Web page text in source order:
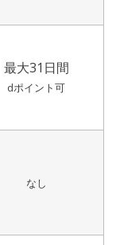
最大31日間
dポイント可
なし